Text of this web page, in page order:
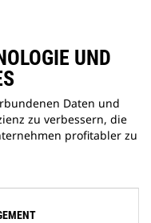
UND
Daten und
zu verbessern, die
profitabler zu